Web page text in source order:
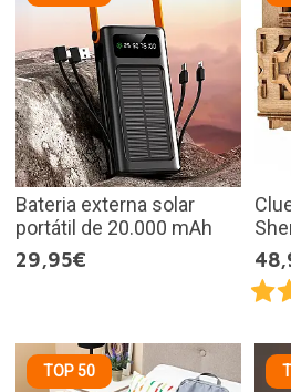
Bateria externa solar
portátil de 20.000 mAh
29,95€
TOP 50